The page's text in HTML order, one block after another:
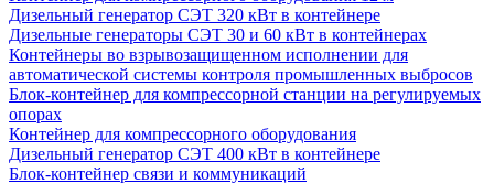
Дизельный генератор СЭТ 320 кВт в контейнере
Дизельные генераторы СЭТ 30 и 60 кВт в контейнерах
Контейнеры во взрывозащищенном исполнении для
автоматической системы контроля промышленных выбросов
Блок-контейнер для компрессорной станции на регулируемых
опорах
Контейнер для компрессорного оборудования
Дизельный генератор СЭТ 400 кВт в контейнере
Блок-контейнер связи и коммуникаций